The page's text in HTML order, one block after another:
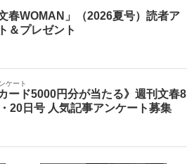
春WOMAN」（2026夏号）読者ア
＆プレゼント
ケート
ード5000円分が当たる》週刊文春8
20日号 人気記事アンケート募集